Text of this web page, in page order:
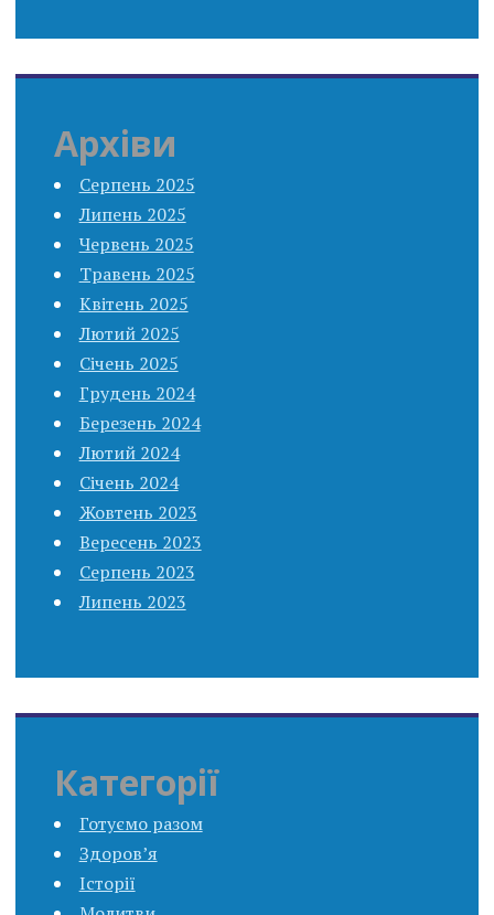
Архіви
Серпень 2025
Липень 2025
Червень 2025
Травень 2025
Квітень 2025
Лютий 2025
Січень 2025
Грудень 2024
Березень 2024
Лютий 2024
Січень 2024
Жовтень 2023
Вересень 2023
Серпень 2023
Липень 2023
Категорії
Готуємо разом
Здоров’я
Історії